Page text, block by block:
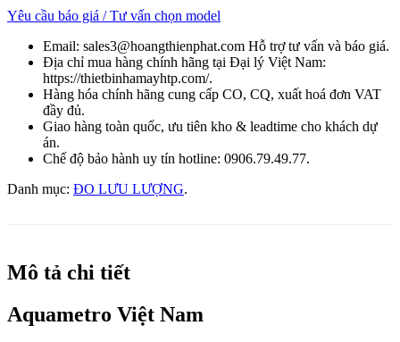
Yêu cầu báo giá / Tư vấn chọn model
Email: sales3@hoangthienphat.com Hỗ trợ tư vấn và báo giá.
Địa chỉ mua hàng chính hãng tại Đại lý Việt Nam:
https://thietbinhamayhtp.com/.
Hàng hóa chính hãng cung cấp CO, CQ, xuất hoá đơn VAT
đầy đủ.
Giao hàng toàn quốc, ưu tiên kho & leadtime cho khách dự
án.
Chế độ bảo hành uy tín hotline: 0906.79.49.77.
Danh mục: ĐO LƯU LƯỢNG.
Mô tả chi tiết
Aquametro Việt Nam